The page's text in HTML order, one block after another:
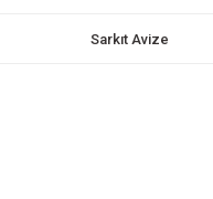
Sarkıt Avize